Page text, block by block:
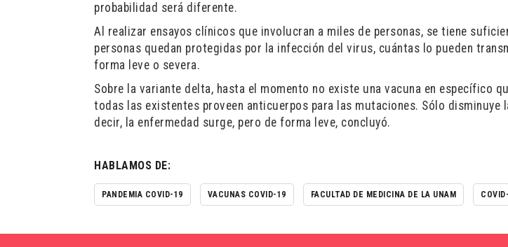
probabilidad será diferente.
Al realizar ensayos clínicos que involucran a miles de personas, se tiene
personas quedan protegidas por la infección del virus, cuántas lo pueden
forma leve o severa.
Sobre la variante delta, hasta el momento no existe una vacuna en específico
todas las existentes proveen anticuerpos para las mutaciones. Sólo disminuye
decir, la enfermedad surge, pero de forma leve, concluyó.
HABLAMOS DE:
PANDEMIA COVID-19 VACUNAS COVID-19 FACULTAD DE MEDICINA DE LA UNAM